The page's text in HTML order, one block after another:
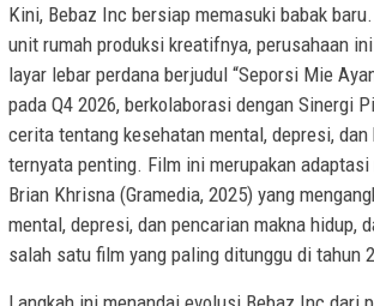
Kini, Bebaz Inc bersiap memasuki babak
unit rumah produksi kreatifnya, perusahaan
layar lebar perdana berjudul “Seporsi Mie
pada Q4 2026, berkolaborasi dengan Sinergi
cerita tentang kesehatan mental, depresi,
ternyata penting. Film ini merupakan
Brian Khrisna (Gramedia, 2025) yang
mental, depresi, dan pencarian makna hidup,
salah satu film yang paling ditunggu di tahun